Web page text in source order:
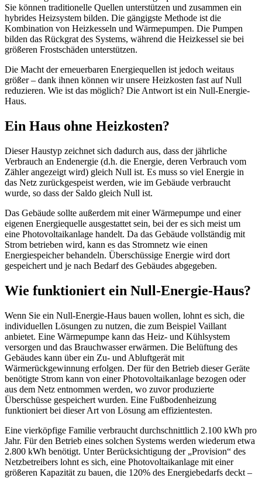
Sie können traditionelle Quellen unterstützen und zusammen ein
hybrides Heizsystem bilden. Die gängigste Methode ist die
Kombination von Heizkesseln und Wärmepumpen. Die Pumpen
bilden das Rückgrat des Systems, während die Heizkessel sie bei
größeren Frostschäden unterstützen.
Die Macht der erneuerbaren Energiequellen ist jedoch weitaus
größer – dank ihnen können wir unsere Heizkosten fast auf Null
reduzieren. Wie ist das möglich? Die Antwort ist ein Null-Energie-
Haus.
Ein Haus ohne Heizkosten?
Dieser Haustyp zeichnet sich dadurch aus, dass der jährliche
Verbrauch an Endenergie (d.h. die Energie, deren Verbrauch vom
Zähler angezeigt wird) gleich Null ist. Es muss so viel Energie in
das Netz zurückgespeist werden, wie im Gebäude verbraucht
wurde, so dass der Saldo gleich Null ist.
Das Gebäude sollte außerdem mit einer Wärmepumpe und einer
eigenen Energiequelle ausgestattet sein, bei der es sich meist um
eine Photovoltaikanlage handelt. Da das Gebäude vollständig mit
Strom betrieben wird, kann es das Stromnetz wie einen
Energiespeicher behandeln. Überschüssige Energie wird dort
gespeichert und je nach Bedarf des Gebäudes abgegeben.
Wie funktioniert ein Null-Energie-Haus?
Wenn Sie ein Null-Energie-Haus bauen wollen, lohnt es sich, die
individuellen Lösungen zu nutzen, die zum Beispiel Vaillant
anbietet. Eine Wärmepumpe kann das Heiz- und Kühlsystem
versorgen und das Brauchwasser erwärmen. Die Belüftung des
Gebäudes kann über ein Zu- und Abluftgerät mit
Wärmerückgewinnung erfolgen. Der für den Betrieb dieser Geräte
benötigte Strom kann von einer Photovoltaikanlage bezogen oder
aus dem Netz entnommen werden, wo zuvor produzierte
Überschüsse gespeichert wurden. Eine Fußbodenheizung
funktioniert bei dieser Art von Lösung am effizientesten.
Eine vierköpfige Familie verbraucht durchschnittlich 2.100 kWh pro
Jahr. Für den Betrieb eines solchen Systems werden wiederum etwa
2.800 kWh benötigt. Unter Berücksichtigung der „Provision“ des
Netzbetreibers lohnt es sich, eine Photovoltaikanlage mit einer
größeren Kapazität zu bauen, die 120% des Energiebedarfs deckt –